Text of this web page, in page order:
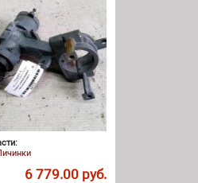
6 779.00 руб.